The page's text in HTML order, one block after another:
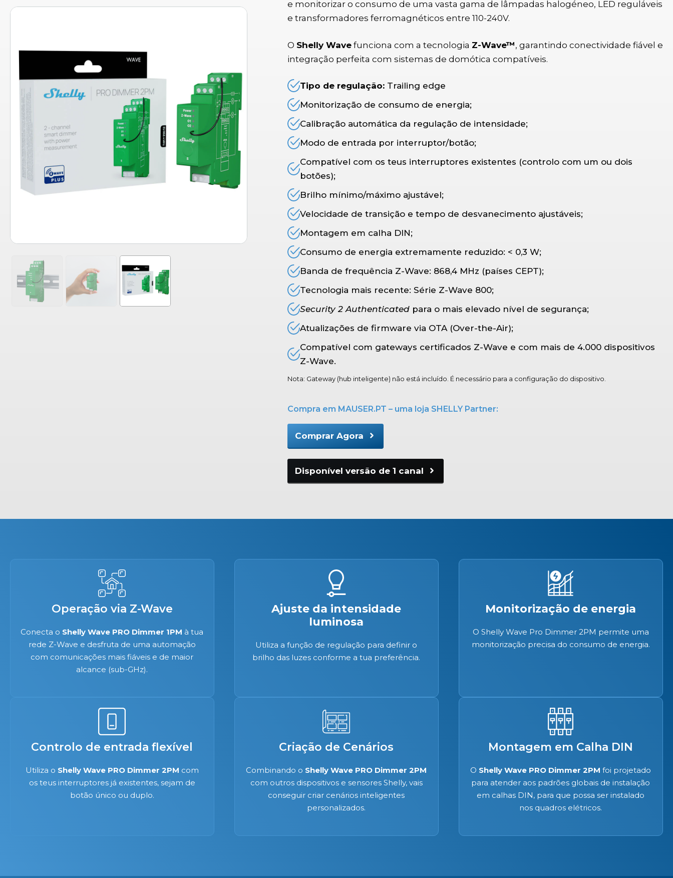
e monitorizar o consumo de uma vasta gama de lâmpadas halogéneo, LED reguláveis
e transformadores ferromagnéticos entre 110-240V.
O Shelly Wavefunciona com a tecnologia Z-Wave™, garantindo conectividade fiável e
integração perfeita com sistemas de domótica compatíveis.
Tipo de regulação: Trailing edge
Monitorização de consumo de energia;
Calibração automática da regulação de intensidade;
Modo de entrada por interruptor/botão;
Compatível com os teus interruptores existentes (controlo com um ou dois
botões);
Brilho mínimo/máximo ajustável;
Velocidade de transição e tempo de desvanecimento ajustáveis;
Montagem em calha DIN;
Consumo de energia extremamente reduzido: < 0,3 W;
Banda de frequência Z-Wave: 868,4 MHz (países CEPT);
Tecnologia mais recente: Série Z-Wave 800;
Security 2 Authenticated para o mais elevado nível de segurança;
Atualizações de firmware via OTA (Over-the-Air);
Compatível com gateways certificados Z-Wave e com mais de 4.000 dispositivos
Z-Wave.
Nota: Gateway (hub inteligente) não está incluído. É necessário para a configuração do dispositivo.
Compra em MAUSER.PT – uma loja SHELLY Partner:
Comprar Agora
Disponível versão de 1 canal
Operação via Z-Wave
Conecta o Shelly Wave PRO Dimmer 1PM à tua
rede Z-Wave e desfruta de uma automação
com comunicações mais fiáveis e de maior
alcance (sub-GHz).
Ajuste da intensidade
luminosa
Utiliza a função de regulação para definir o
brilho das luzes conforme a tua preferência.
Monitorização de energia
O Shelly Wave Pro Dimmer 2PM permite uma
monitorização precisa do consumo de energia.
Controlo de entrada flexível
Utiliza o Shelly Wave PRO Dimmer 2PM com
os teus interruptores já existentes, sejam de
botão único ou duplo.
Criação de Cenários
Combinando o Shelly Wave PRO Dimmer 2PM
com outros dispositivos e sensores Shelly, vais
conseguir criar cenários inteligentes
personalizados.
Montagem em Calha DIN
O Shelly Wave PRO Dimmer 2PM foi projetado
para atender aos padrões globais de instalação
em calhas DIN, para que possa ser instalado
nos quadros elétricos.